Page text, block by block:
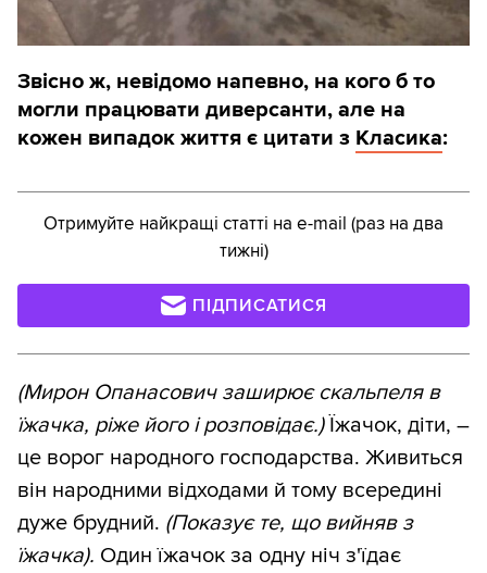
Звісно ж, невідомо напевно, на кого б то
могли працювати диверсанти, але на
кожен випадок життя є цитати з Класика:
Отримуйте найкращі статті на e-mail (раз на два
тижні)
ПІДПИСАТИСЯ
(Мирон Опанасович заширює скальпеля в
їжачка, ріже його і розповідає.)Їжачок, діти, –
це ворог народного господарства. Живиться
він народними відходами й тому всередині
дуже брудний. (Показує те, що вийняв з
їжачка). Один їжачок за одну ніч з'їдає